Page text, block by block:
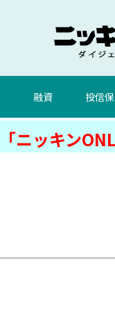
融資 投信
「ニッキン